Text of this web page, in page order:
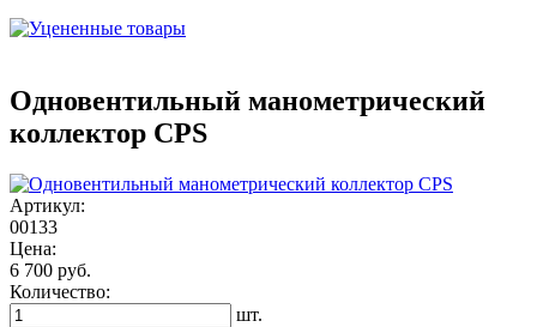
Одновентильный манометрический
коллектор CPS
Артикул:
00133
Цена:
6 700 руб.
Количество:
шт.